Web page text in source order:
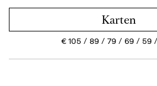
Karten
€105 89 79 69 59